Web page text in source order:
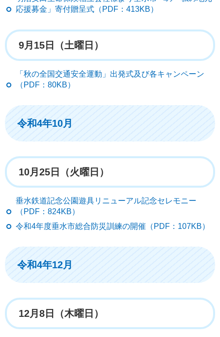
応援募金」寄付贈呈式（PDF：413KB）
9月15日（土曜日）
「秋の全国交通安全運動」出発式及び各キャンペーン
（PDF：80KB）
令和4年10月
10月25日（火曜日）
垂水鉄道記念公園遊具リニューアル記念セレモニー
（PDF：824KB）
令和4年度垂水市総合防災訓練の開催（PDF：107KB）
令和4年12月
12月8日（木曜日）